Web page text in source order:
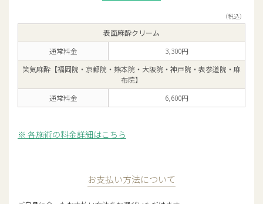
（税込）
表面麻酔クリーム
通常料金
3,300円
笑気麻酔【福岡院・京都院・熊本院・大阪院・神戸院・表参道院・麻
布院】
通常料金
6,600円
各施術の料金詳細はこちら
お支払い方法について